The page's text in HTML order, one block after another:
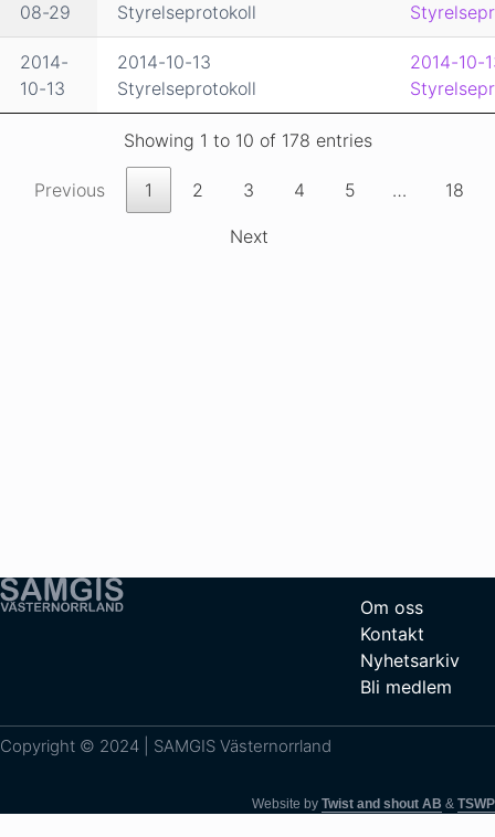
08-29
Styrelseprotokoll
2014-
10-13
2014-10-13
Styrelseprotokoll
2014-10-
Showing 1 to 10 of 178 entries
Previous 1 2 3 4 5 … 18
Next
Om oss
Kontakt
Nyhetsarkiv
Bli medlem
Copyright © 2024 | SAMGIS Västernorrland
Website by Twist and shout AB & TSWP